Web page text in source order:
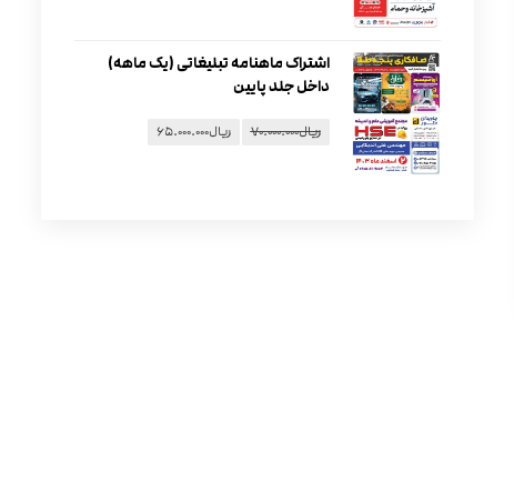
اشتراک ماهنامه تبلیغاتی (یک ماهه)
داخل جلد پایین
ریال۷۰.۰۰۰.۰۰۰ ریال۶۵.۰۰۰.۰۰۰